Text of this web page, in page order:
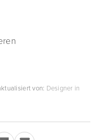
von: Designer in